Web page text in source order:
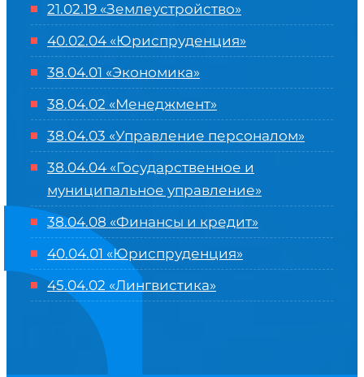
21.02.19 «Землеустройство»
40.02.04 «Юриспруденция»
38.04.01 «Экономика»
38.04.02 «Менеджмент»
38.04.03 «Управление персоналом»
38.04.04 «Государственное и
муниципальное управление»
38.04.08 «Финансы и кредит»
40.04.01 «Юриспруденция»
45.04.02 «Лингвистика»